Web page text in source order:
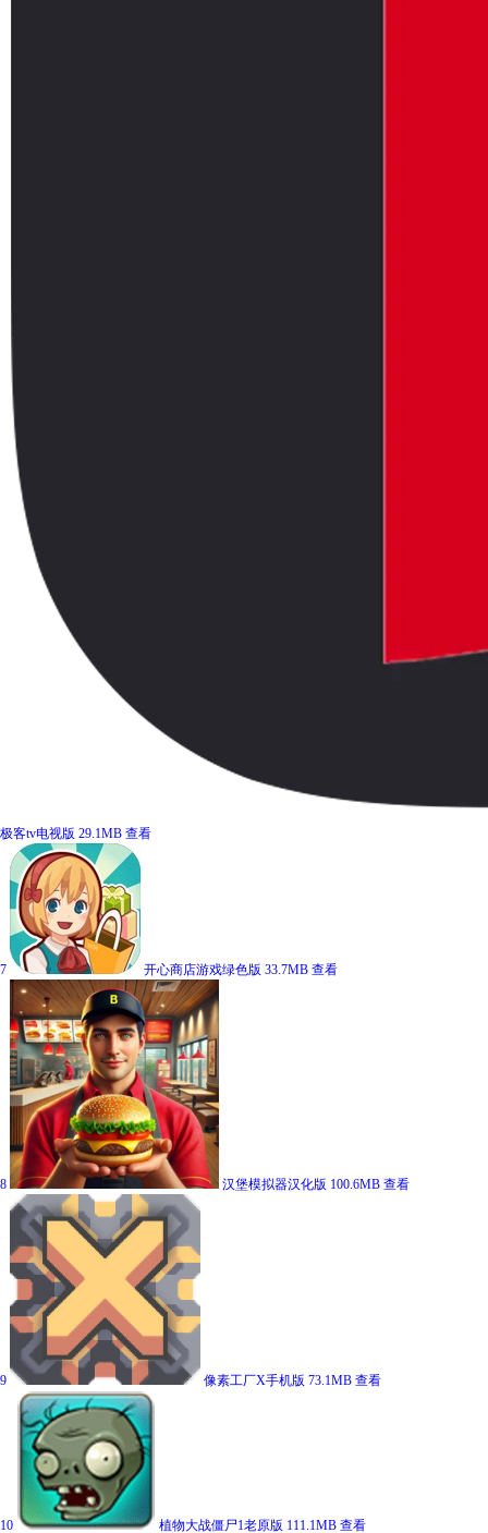
极客tv电视版 29.1MB 查看
7 开心商店游戏绿色版 33.7MB 查看
8 汉堡模拟器汉化版 100.6MB 查看
9 像素工厂X手机版 73.1MB 查看
10 植物大战僵尸1老原版 111.1MB 查看